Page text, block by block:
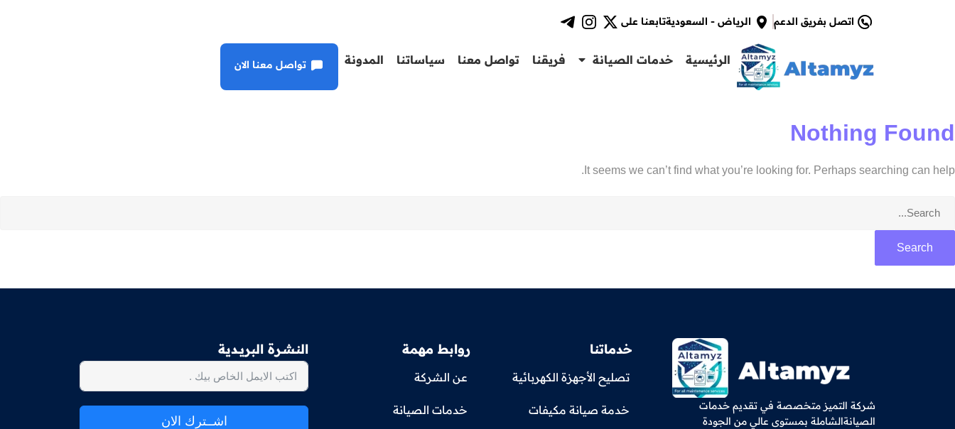
اتصل بفريق الدعم الرياض - السعوديةتابعنا على
الرئيسية خدمات الصيانة فريقنا تواصل معنا سياساتنا المدونة تواصل معنا الان
Nothing Found
It seems we can’t find what you’re looking for. Perhaps searching can help.
شركة التميز متخصصة في تقديم خدمات
الصيانةالشاملة بمستوى عالي من الجودة
خدماتنا
تصليح الأجهزة الكهربائية
خدمة صيانة مكيفات
روابط مهمة
عن الشركة
خدمات الصيانة
النـشــرة البريــدية
اشــترك الان